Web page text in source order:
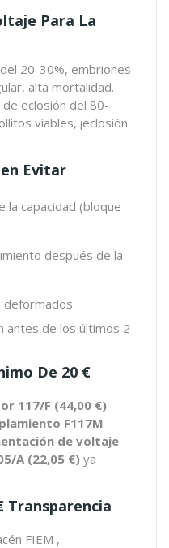
Para La
20-30%, embriones
alta mortalidad.
eclosión del 80-
viables, ¡eclosión
Evitar
la capacidad (bloque
después de la
deformados
antes de los últimos 2
De 20 €
117/F (44,00 €)
F117M
de voltaje
A (22,05 €) ya
Transparencia
FIEM ,